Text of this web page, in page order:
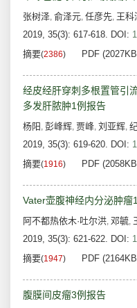
张树泽, 俞泽元, 任彦先, 王科
2019, 35(3): 617-618. DOI:
摘要(2386) PDF
经皮经肝穿刺多根置管引
多发肝脓肿1例报告
杨阳 , 彭峰辉, 贾峰, 刘亚辉,
2019, 35(3): 619-620. DOI:
摘要(1916) PDF
Vater壶腹神经内分泌肿瘤
阿不都热依木·吐尔洪, 邓毓,
2019, 35(3): 621-622. DOI:
摘要(1947) PDF
腹膜间皮瘤3例报告